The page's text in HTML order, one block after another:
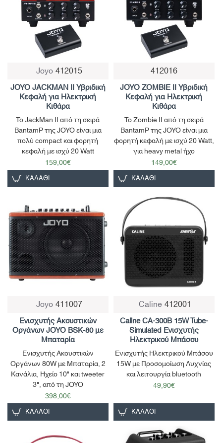
Joyo412015
JOYO JACKMAN II Υβριδική
Κεφαλή για Ηλεκτρική
Κιθάρα
Το JackMan II από τη σειρά
BantamP της JOYO είναι μια
πολύ compact και φορητή
κεφαλή με ισχύ 20 Watt
159,00€
ΚΑΛΆΘΙ
412016
JOYO ZOMBIE II Υβριδική
Κεφαλή για Ηλεκτρική
Κιθάρα
Το Zombie II από τη σειρά
BantamP της JOYO είναι μια
φορητή κεφαλή με ισχύ 20 Watt,
για heavy metal ήχο
149,00€
ΚΑΛΆΘΙ
Μη Διαθέσιμο
Joyo411007
Ενισχυτής Ακουστικών
Οργάνων JOYO BSK-80 με
Μπαταρία
Ενισχυτής Ακουστικών
Οργάνων 80W με Μπαταρία, 2
Κανάλια, Ηχείο 10" και tweeter
3", από τη JOYO
398,00€
ΚΑΛΆΘΙ
Caline412001
Caline CA-300B 15W Tube-
Simulated Ενισχυτής
Ηλεκτρικού Μπάσου
Ενισχυτής Ηλεκτρικού Μπάσου
15W με Προσομοίωση Λυχνίας
και λειτουργία bluetooth
49,90€
ΚΑΛΆΘΙ